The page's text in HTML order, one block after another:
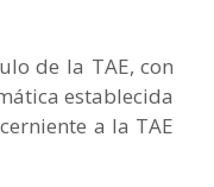
de la TAE, con
establecida
a la TAE